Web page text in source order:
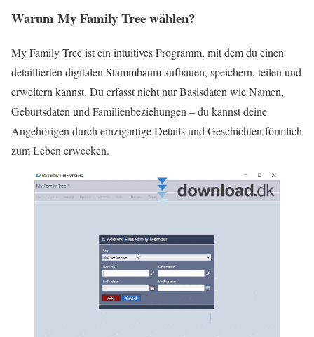
Warum My Family Tree wählen?
My Family Tree ist ein intuitives Programm, mit dem du einen
detaillierten digitalen Stammbaum aufbauen, speichern, teilen und
erweitern kannst. Du erfasst nicht nur Basisdaten wie Namen,
Geburtsdaten und Familienbeziehungen – du kannst deine
Angehörigen durch einzigartige Details und Geschichten förmlich
zum Leben erwecken.